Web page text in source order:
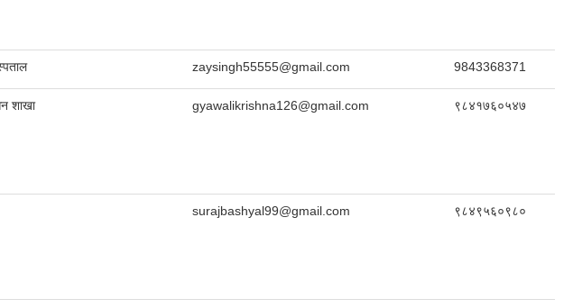
zaysingh55555@gmail.com 9843368371
शाखा gyawalikrishna126@gmail.com ९८४१७६०५४७
surajbashyal99@gmail.com ९८४९५६०९८०